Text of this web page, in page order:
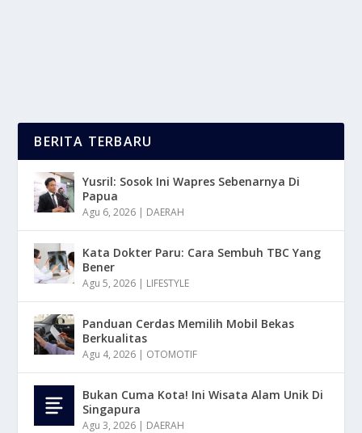
BERITA TERBARU
Yusril: Sosok Ini Wapres Sebenarnya Di
Papua
Agu 6, 2026 | DAERAH
Kata Dokter Paru: Cara Sembuh TBC Yang
Bener
Agu 5, 2026 | LIFESTYLE
Panduan Cerdas Memilih Mobil Bekas
Berkualitas
Agu 4, 2026 | OTOMOTIF
Bukan Cuma Kota! Ini Wisata Alam Unik Di
Singapura
Agu 3, 2026 | DAERAH